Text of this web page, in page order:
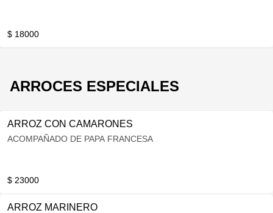
$ 18000
ARROCES ESPECIALES
ARROZ CON CAMARONES
ACOMPAÑADO DE PAPA FRANCESA
$ 23000
ARROZ MARINERO